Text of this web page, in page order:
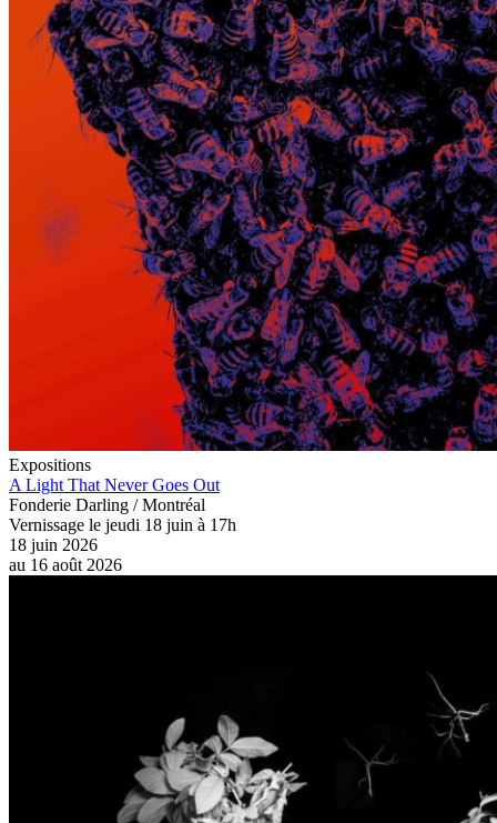
Expositions
A Light That Never Goes Out
Fonderie Darling / Montréal
Vernissage le jeudi 18 juin à 17h
18 juin 2026
au 16 août 2026